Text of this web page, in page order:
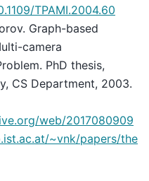
TPAMI.2004.60
Graph-based
camera
PhD thesis,
CS Department, 2003.
web/2017080909
~vnk/papers/the